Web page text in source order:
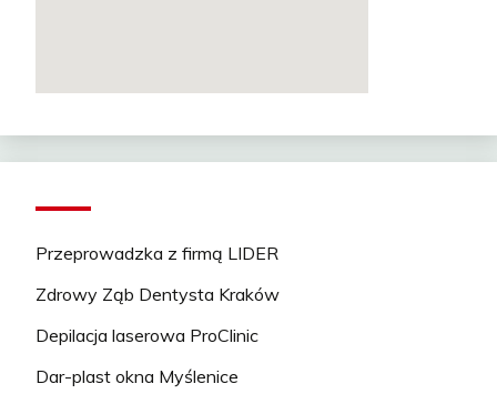
Przeprowadzka z firmą LIDER
Zdrowy Ząb Dentysta Kraków
Depilacja laserowa ProClinic
Dar-plast okna Myślenice